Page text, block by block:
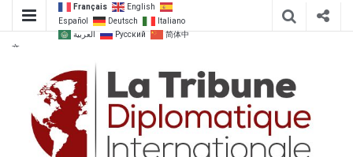
Français
English
Español
Deutsch
Italiano
العربية
Русский
简体中
文